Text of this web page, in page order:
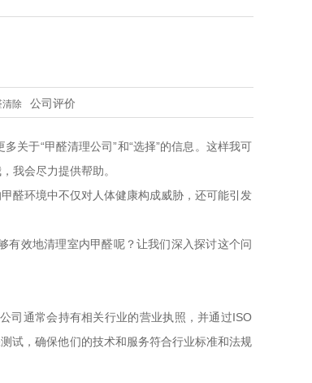
清除 公司评价
关于“甲醛清理公司”和“选择”的信息。这样我可
我会尽力提供帮助。
醛环境中不仅对人体健康构成威胁，还可能引发
有效地清理室内甲醛呢？让我们深入探讨这个问
司通常会持有相关行业的营业执照，并通过ISO
试，确保他们的技术和服务符合行业标准和法规